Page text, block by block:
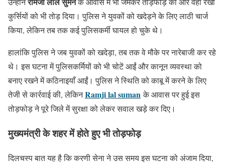
कुर्सियों को भी तोड़ दिया। पुलिस ने युवकों को खदेड़ने के लिए लाठी चार्ज
किया, लेकिन तब तक कई पुलिसकर्मी घायल हो चुके थे।
हालांकि पुलिस ने जब युवकों को खदेड़ा, तब तक वे मौके पर नारेबाजी कर रहे
थे। इस घटना में पुलिसकर्मियों को भी चोटें आईं और कानून व्यवस्था को
बनाए रखने में कठिनाइयाँ आईं। पुलिस ने स्थिति को काबू में करने के लिए
तेजी से कार्रवाई की, लेकिनRamji lal sumanके आवास पर हुई इस
तोड़फोड़ ने पूरे जिले में सुरक्षा को लेकर सवाल खड़े कर दिए।
मुख्यमंत्री के शहर में होते हुए भी तोड़फोड़
दिलचस्प बात यह है कि करणी सेना ने उस समय इस घटना को अंजाम दिया,